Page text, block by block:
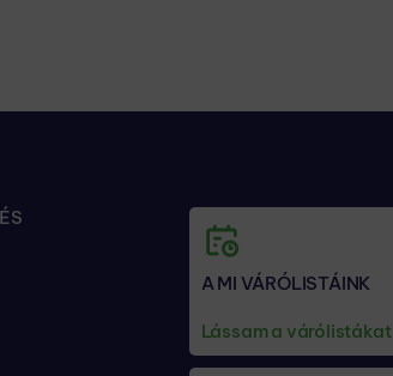
A MI VÁRÓLISTÁINK
Lássam a várólistákat